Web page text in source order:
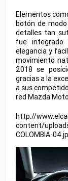
Elementos
botón de
detalles tan
fue
elegancia y
movimiento
2018 se
gracias a la
a sus
red Mazda
http://
content/
COLOMBIA-